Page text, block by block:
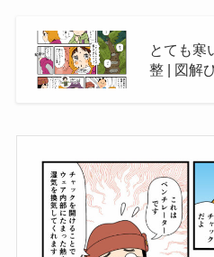
とても寒
整 | 図解